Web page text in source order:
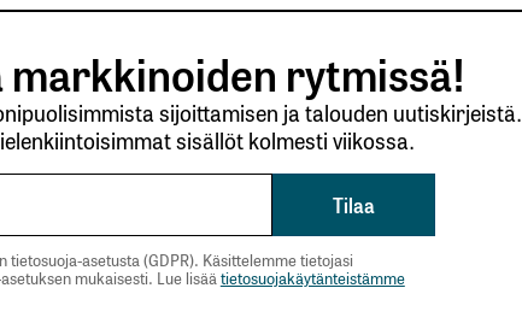
markkinoiden rytmissä!
sijoittamisen ja talouden uutiskirjeistä.
sisällöt kolmesti viikossa.
tietosuoja-asetusta (GDPR). Käsittelemme tietojasi
mukaisesti. Lue lisäätietosuojakäytänteistämme